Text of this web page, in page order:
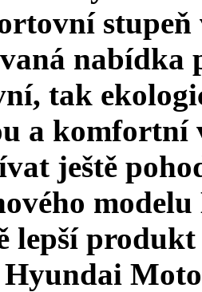
nabídka
tak
a komfortní
ještě
lepší
Hyundai